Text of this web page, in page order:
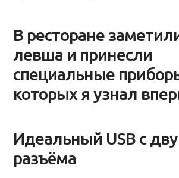
В ресторане
левша и принесли
специальные
которых я узнал
Идеальный USB с
разъёма